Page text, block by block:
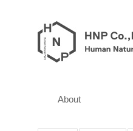
About